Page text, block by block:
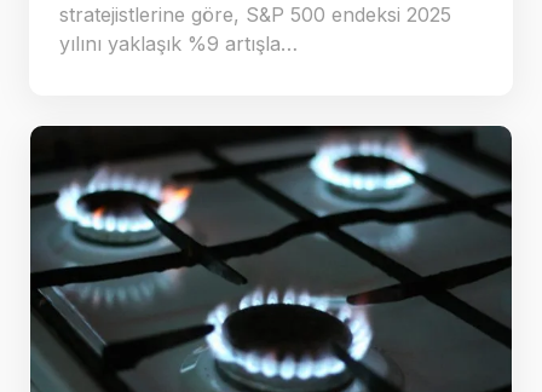
stratejistlerine göre, S&P 500 endeksi 2025
yılını yaklaşık %9 artışla…